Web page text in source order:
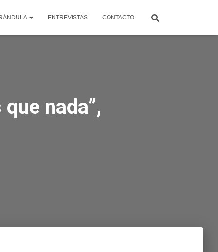
ENTREVISTAS CONTACTO
nada”,